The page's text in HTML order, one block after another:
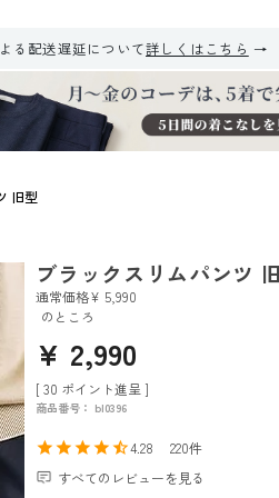
る配送遅延について詳しくはこちら
旧型
ブラックスリムパンツ
通常価格¥ 5,990
のところ
¥ 2,990
[ 30 ポイント進呈 ]
商品番号 bl0396
4.28
220
すべてのレビューを見る